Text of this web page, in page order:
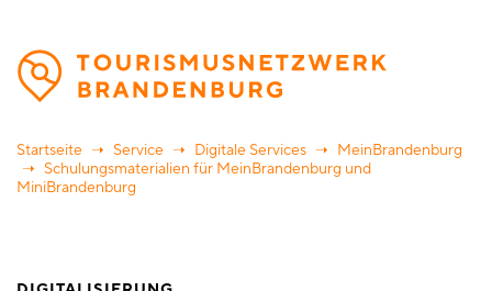
Direkt
zum
Inhalt
Startseite Service Digitale Services
MeinBrandenburg
Schulungsmaterialien für MeinBrandenburg und
MiniBrandenburg